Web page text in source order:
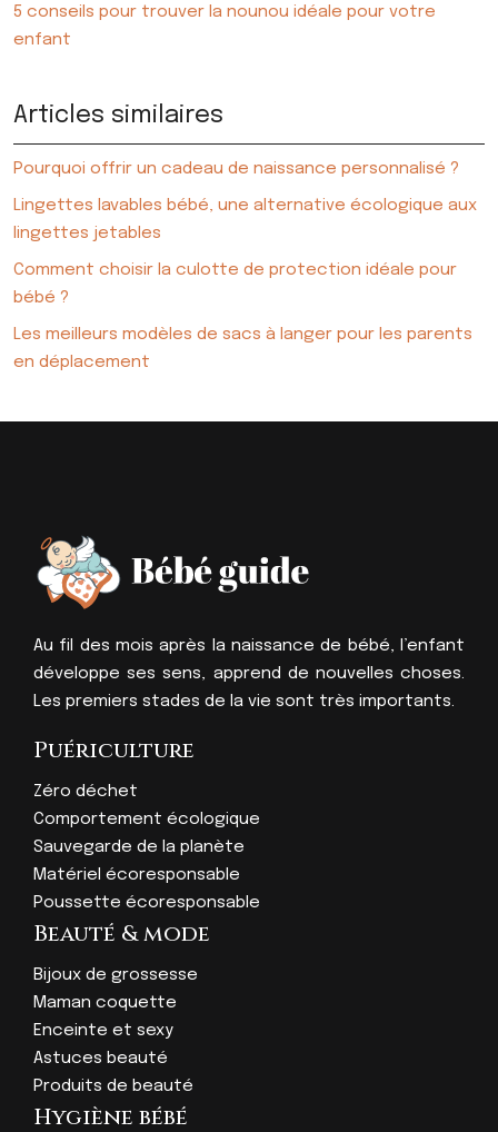
5 conseils pour trouver la nounou idéale pour votre
enfant
Articles similaires
Pourquoi offrir un cadeau de naissance personnalisé ?
Lingettes lavables bébé, une alternative écologique aux
lingettes jetables
Comment choisir la culotte de protection idéale pour
bébé ?
Les meilleurs modèles de sacs à langer pour les parents
en déplacement
Au fil des mois après la naissance de bébé, l’enfant
développe ses sens, apprend de nouvelles choses.
Les premiers stades de la vie sont très importants.
Puériculture
Zéro déchet
Comportement écologique
Sauvegarde de la planète
Matériel écoresponsable
Poussette écoresponsable
Beauté & mode
Bijoux de grossesse
Maman coquette
Enceinte et sexy
Astuces beauté
Produits de beauté
Hygiène bébé